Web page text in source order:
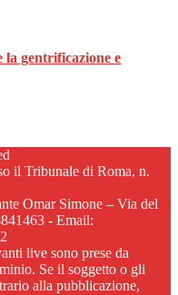
gentrificazione e
il Tribunale di Roma, n.
Omar Simone – Via del
- Email:
live sono prese da
Se il soggetto o gli
alla pubblicazione,